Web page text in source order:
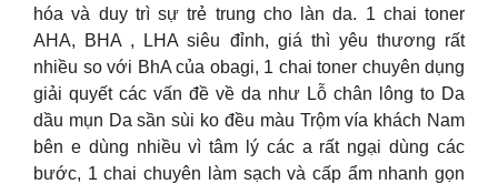
hóa và duy trì sự trẻ trung cho làn da. 1 chai toner
AHA, BHA , LHA siêu đỉnh, giá thì yêu thương rất
nhiều so với BhA của obagi, 1 chai toner chuyên dụng
giải quyết các vấn đề về da như Lỗ chân lông to Da
dầu mụn Da sần sùi ko đều màu Trộm vía khách Nam
bên e dùng nhiều vì tâm lý các a rất ngại dùng các
bước, 1 chai chuyên làm sạch và cấp ẩm nhanh gọn